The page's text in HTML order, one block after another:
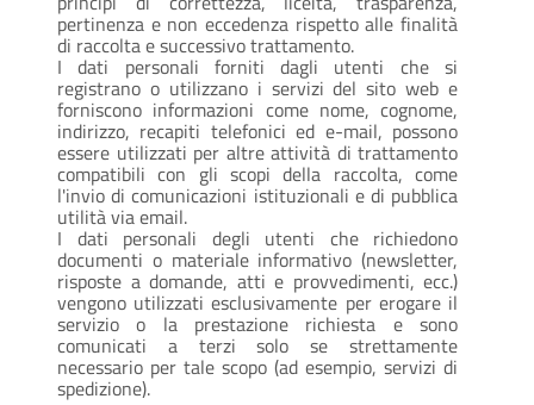
pertinenza e non eccedenza rispetto alle finalità
di raccolta e successivo trattamento.
I dati personali forniti dagli utenti che si
registrano o utilizzano i servizi del sito web e
forniscono informazioni come nome, cognome,
indirizzo, recapiti telefonici ed e-mail, possono
essere utilizzati per altre attività di trattamento
compatibili con gli scopi della raccolta, come
l'invio di comunicazioni istituzionali e di pubblica
utilità via email.
I dati personali degli utenti che richiedono
documenti o materiale informativo (newsletter,
risposte a domande, atti e provvedimenti, ecc.)
vengono utilizzati esclusivamente per erogare il
servizio o la prestazione richiesta e sono
comunicati a terzi solo se strettamente
necessario per tale scopo (ad esempio, servizi di
spedizione).